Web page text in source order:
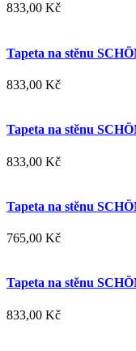
833,00 Kč
Tapeta na stěnu
833,00 Kč
Tapeta na stěnu
833,00 Kč
Tapeta na stěnu
765,00 Kč
Tapeta na stěnu
833,00 Kč